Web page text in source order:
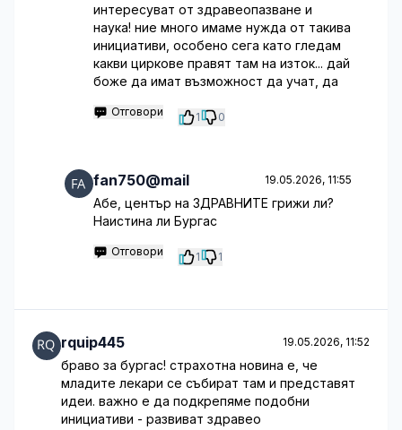
интересуват от здравеопазване и
наука! ние много имаме нужда от такива
инициативи, особено сега като гледам
какви циркове правят там на изток... дай
боже да имат възможност да учат, да
Отговори 1 0
fan750@mail 19.05.2026, 11:55
Абе, център на ЗДРАВНИТЕ грижи ли?
Наистина ли Бургас
Отговори 1 1
rquip445 19.05.2026, 11:52
браво за бургас! страхотна новина е, че
младите лекари се събират там и представят
идеи. важно е да подкрепяме подобни
инициативи - развиват здравео